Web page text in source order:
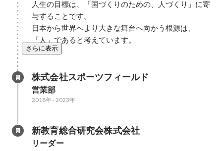
人生の目標は、「国づくりのための、人づくり」に寄
与することです。
日本から世界へより大きな舞台へ向かう根源は、
「人」であると考えています。
さらに表示
株式会社スポーツフィールド
営業部
2018年-2023年
新教育総合研究会株式会社
リーダー